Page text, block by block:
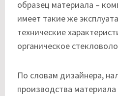
образец материала –
имеет такие же
технические
органическое
По словам дизайнера,
производства